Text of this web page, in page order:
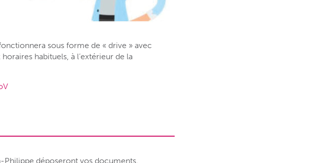
sous forme de « drive » avec
habituels, à l’extérieur de la
Philippe déposeront vos documents.